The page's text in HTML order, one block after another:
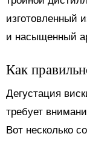
изготовленный
и насыщенный
Как
Дегустация
требует
Вот несколько